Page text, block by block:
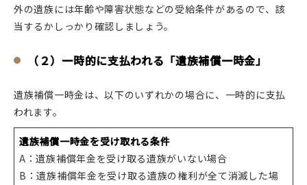
外の遺族には年齢や障害状態などの受給条件があるので、該
当するかしっかり確認しましょう。
（２）一時的に支払われる「遺族補償一時金」
遺族補償一時金は、以下のいずれかの場合に、一時的に支払
われます。
遺族補償一時金を受け取れる条件
A：遺族補償年金を受け取る遺族がいない場合
B：遺族補償年金を受け取る遺族の権利が全て消滅した場